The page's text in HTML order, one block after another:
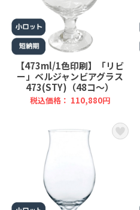
【473ml/1色印刷】「リビ
ー」ベルジャンビアグラス
473(STY)（48コ～）
税込価格： 110,880円